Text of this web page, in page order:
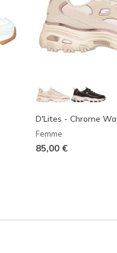
D'Lites - Chrome
Femme
85,00 €